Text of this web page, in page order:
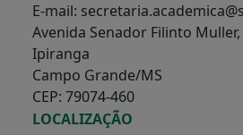
E-mail:
Avenida Senador Filinto Muller,
Ipiranga
Campo Grande/MS
CEP: 79074-460
LOCALIZAÇÃO